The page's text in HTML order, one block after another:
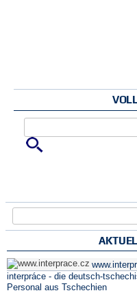
Suchformular
interpráce - die deutsch-
Personal aus Tschechien